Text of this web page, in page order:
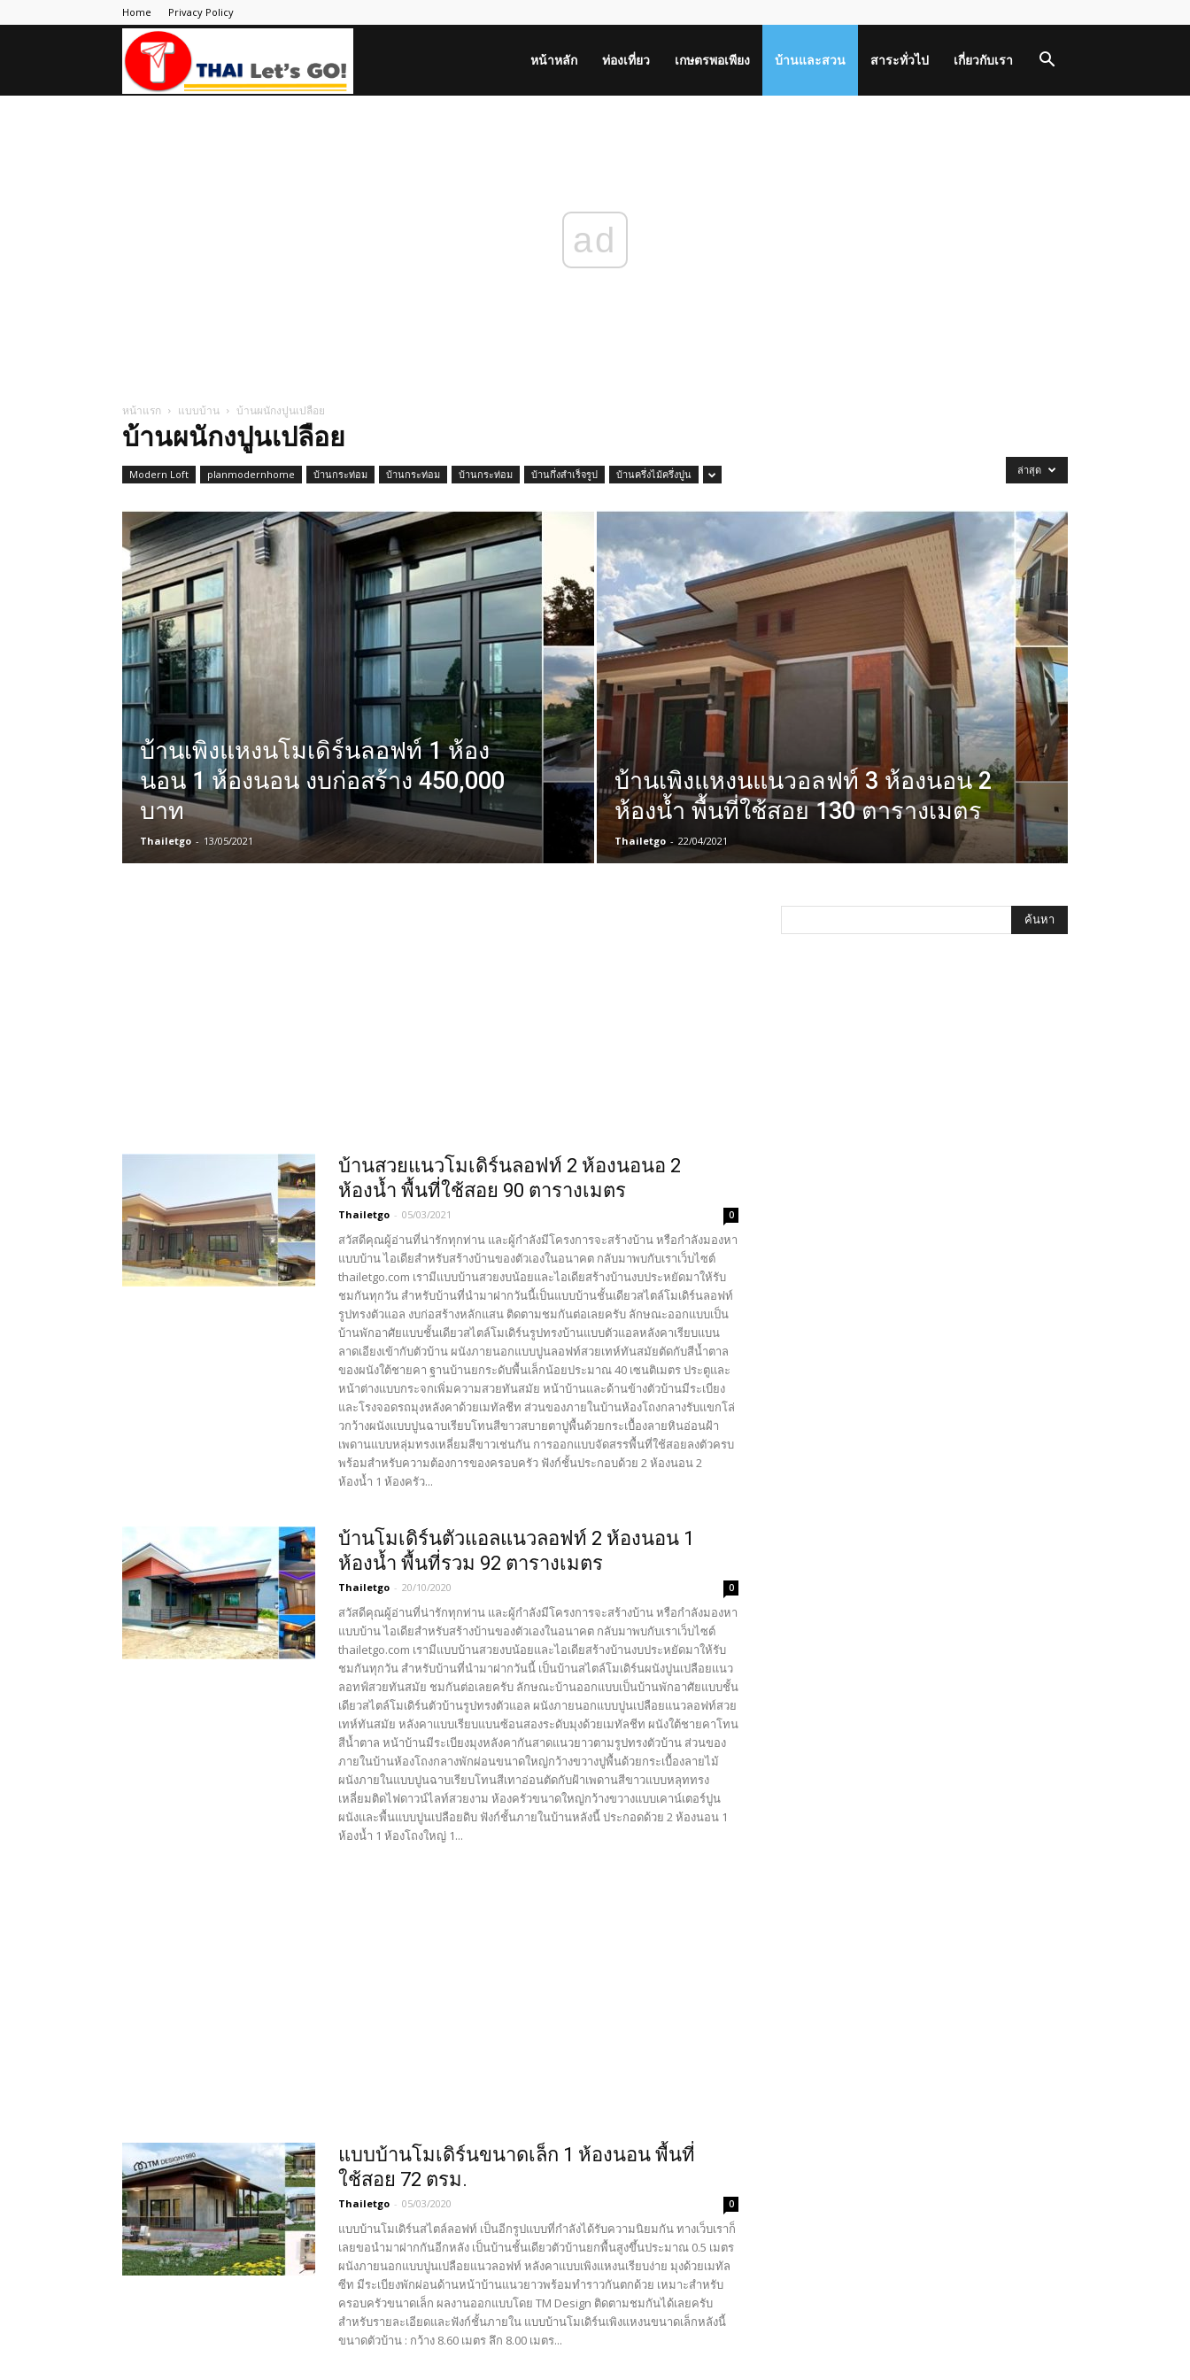
Home Privacy Policy
หน้าหลัก ท่องเที่ยว เกษตรพอเพียง บ้านและสวน สาระทั่วไป เกี่ยวกับเรา
ad
หน้าแรก แบบบ้าน บ้านผนักงปูนเปลือย
บ้านผนักงปูนเปลือย
Modern Loft planmodernhome บ้านกระท่อม บ้านกระท่อม บ้านกระท่อม บ้านกึ่งสำเร็จรูป บ้านครึ่งไม้ครึ่งปูน ล่าสุด
บ้านเพิงแหงนโมเดิร์นลอฟท์ 1 ห้อง
นอน 1 ห้องนอน งบก่อสร้าง 450,000
บาท
Thailetgo - 13/05/2021
บ้านเพิงแหงนแนวอลฟท์ 3 ห้องนอน 2
ห้องน้ำ พื้นที่ใช้สอย 130 ตารางเมตร
Thailetgo - 22/04/2021
บ้านสวยแนวโมเดิร์นลอฟท์ 2 ห้องนอนอ 2
ห้องน้ำ พื้นที่ใช้สอย 90 ตารางเมตร
Thailetgo - 05/03/2021 0
สวัสดีคุณผู้อ่านที่น่ารักทุกท่าน และผู้กำลังมีโครงการจะสร้างบ้าน หรือกำลังมองหา
แบบบ้าน ไอเดียสำหรับสร้างบ้านของตัวเองในอนาคต กลับมาพบกับเราเว็บไซต์
thailetgo.com เรามีแบบบ้านสวยงบน้อยและไอเดียสร้างบ้านงบประหยัดมาให้รับ
ชมกันทุกวัน สำหรับบ้านที่นำมาฝากวันนี้เป็นแบบบ้านชั้นเดียวสไตล์โมเดิร์นลอฟท์
รูปทรงตัวแอล งบก่อสร้างหลักแสน ติดตามชมกันต่อเลยครับ ลักษณะออกแบบเป็น
บ้านพักอาศัยแบบชั้นเดียวสไตล์โมเดิร์นรูปทรงบ้านแบบตัวแอลหลังคาเรียบแบน
ลาดเอียงเข้ากับตัวบ้าน ผนังภายนอกแบบปูนลอฟท์สวยเทห์ทันสมัยตัดกับสีน้ำตาล
ของผนังใต้ชายคา ฐานบ้านยกระดับพื้นเล็กน้อยประมาณ 40 เซนติเมตร ประตูและ
หน้าต่างแบบกระจกเพิ่มความสวยทันสมัย หน้าบ้านและด้านข้างตัวบ้านมีระเบียง
และโรงจอดรถมุงหลังคาด้วยเมทัลชีท ส่วนของภายในบ้านห้องโถงกลางรับแขกโล่
วกว้างผนังแบบปูนฉาบเรียบโทนสีขาวสบายตาปูพื้นด้วยกระเบื้องลายหินอ่อนฝ้า
เพดานแบบหลุ่มทรงเหลี่ยมสีขาวเช่นกัน การออกแบบจัดสรรพื้นที่ใช้สอยลงตัวครบ
พร้อมสำหรับความต้องการของครอบครัว ฟังก์ชั้นประกอบด้วย 2 ห้องนอน 2
ห้องน้ำ 1 ห้องครัว...
บ้านโมเดิร์นตัวแอลแนวลอฟท์ 2 ห้องนอน 1
ห้องน้ำ พื้นที่รวม 92 ตารางเมตร
Thailetgo - 20/10/2020 0
สวัสดีคุณผู้อ่านที่น่ารักทุกท่าน และผู้กำลังมีโครงการจะสร้างบ้าน หรือกำลังมองหา
แบบบ้าน ไอเดียสำหรับสร้างบ้านของตัวเองในอนาคต กลับมาพบกับเราเว็บไซต์
thailetgo.com เรามีแบบบ้านสวยงบน้อยและไอเดียสร้างบ้านงบประหยัดมาให้รับ
ชมกันทุกวัน สำหรับบ้านที่นำมาฝากวันนี้ เป็นบ้านสไตล์โมเดิร์นผนังปูนเปลือยแนว
ลอทฟ์สวยทันสมัย ชมกันต่อเลยครับ ลักษณะบ้านออกแบบเป็นบ้านพักอาศัยแบบชั้น
เดียวสไตล์โมเดิร์นตัวบ้านรูปทรงตัวแอล ผนังภายนอกแบบปูนเปลือยแนวลอฟท์สวย
เทห์ทันสมัย หลังคาแบบเรียบแบนซ้อนสองระดับมุงด้วยเมทัลชีท ผนังใต้ชายคาโทน
สีน้ำตาล หน้าบ้านมีระเบียงมุงหลังคากันสาดแนวยาวตามรูปทรงตัวบ้าน ส่วนของ
ภายในบ้านห้องโถงกลางพักผ่อนขนาดใหญ่กว้างขวางปูพื้นด้วยกระเบื้องลายไม้
ผนังภายในแบบปูนฉาบเรียบโทนสีเทาอ่อนตัดกับฝ้าเพดานสีขาวแบบหลุททรง
เหลี่ยมติดไฟดาวน์ไลท์สวยงาม ห้องครัวขนาดใหญ่กว้างขวางแบบเคาน์เตอร์ปูน
ผนังและพื้นแบบปูนเปลือยดิบ ฟังก์ชั้นภายในบ้านหลังนี้ ประกอดด้วย 2 ห้องนอน 1
ห้องน้ำ 1 ห้องโถงใหญ่ 1...
แบบบ้านโมเดิร์นขนาดเล็ก 1 ห้องนอน พื้นที่
ใช้สอย 72 ตรม.
Thailetgo - 05/03/2020 0
แบบบ้านโมเดิร์นสไตล์ลอฟท์ เป็นอีกรูปแบบที่กำลังได้รับความนิยมกัน ทางเว็บเราก็
เลยขอนำมาฝากกันอีกหลัง เป็นบ้านชั้นเดียวตัวบ้านยกพื้นสูงขึ้นประมาณ 0.5 เมตร
ผนังภายนอกแบบปูนเปลือยแนวลอฟท์ หลังคาแบบเพิงแหงนเรียบง่าย มุงด้วยเมทัล
ซีท มีระเบียงพักผ่อนด้านหน้าบ้านแนวยาวพร้อมทำราวกันตกด้วย เหมาะสำหรับ
ครอบครัวขนาดเล็ก ผลงานออกแบบโดย TM Design ติดตามชมกันได้เลยครับ
สำหรับรายละเอียดและฟังก์ชั้นภายใน แบบบ้านโมเดิร์นเพิงแหงนขนาดเล็กหลังนี้
ขนาดตัวบ้าน : กว้าง 8.60 เมตร ลึก 8.00 เมตร...